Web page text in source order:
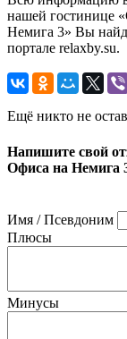
нашей гостинице
Немига 3» Вы
портале relaxby.su.
Ещё никто не
Напишите свой
Офиса на Немига
Имя / Псевдоним
Плюсы
Минусы